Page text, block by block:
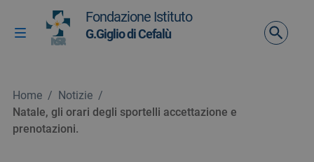
Vai ai contenuti
Vai al menu di navigazione
Vai al footer
Attiva / disattiva la navigazione
Fondazione Istituto
G.Giglio di Cefalù
Home / Notizie /
Natale, gli orari degli sportelli accettazione e
prenotazioni.